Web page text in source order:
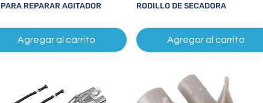
Vista rápida
REPARAR AGITADOR
Agregar al carrito
Vista rápida
RODILLO DE SECADORA
Agregar al carrito